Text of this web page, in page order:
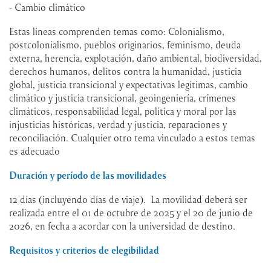
- Cambio climático
Estas líneas comprenden temas como: Colonialismo,
postcolonialismo, pueblos originarios, feminismo, deuda
externa, herencia, explotación, daño ambiental, biodiversidad,
derechos humanos, delitos contra la humanidad, justicia
global, justicia transicional y expectativas legítimas, cambio
climático y justicia transicional, geoingeniería, crímenes
climáticos, responsabilidad legal, política y moral por las
injusticias históricas, verdad y justicia, reparaciones y
reconciliación. Cualquier otro tema vinculado a estos temas
es adecuado
Duración y período de las movilidades
12 días (incluyendo días de viaje). La movilidad deberá ser
realizada entre el 01 de octubre de 2025 y el 20 de junio de
2026, en fecha a acordar con la universidad de destino.
Requisitos y criterios de elegibilidad